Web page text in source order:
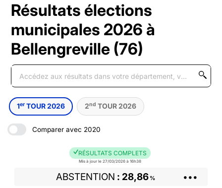
Résultats élections
municipales 2026 à
Bellengreville (76)
1er TOUR 2026 2nd TOUR 2026
Comparer avec 2020
RÉSULTATS COMPLETS
Mis à jour le 27/03/2026 à 16h38
ABSTENTION 28,86 % •••